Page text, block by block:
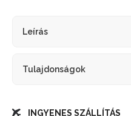
Leírás
Tulajdonságok
INGYENES SZÁLLÍTÁS